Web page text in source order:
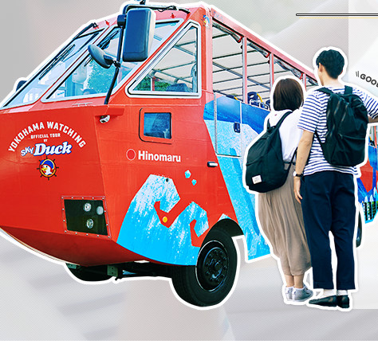
スカイバス 2025/08/29 【期間限定】Tokyo
スカイバス 2025/08/27 【イベント終了】【
その他 2025/08/03 弊社の旅行業登録更新
2025/06/13 公式オンラインショ
2025/06/03 電話及びメールでの
スカイバス 2025/06/03 【スカイバス】子供
スカイバス 2025/05/23 【イベント終了】【
2025/03/25 スカイバス・スカイ
2025/02/28 2025年４月１日より